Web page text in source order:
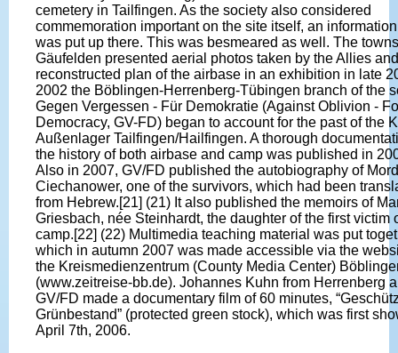
cemetery in Tailfingen. As the society also considered
commemoration important on the site itself, an
was put up there. This was besmeared as well. The
Gäufelden presented aerial photos taken by the Allies
reconstructed plan of the airbase in an exhibition in late
2002 the Böblingen-Herrenberg-Tübingen branch of the
Gegen Vergessen - Für Demokratie (Against Oblivion -
Democracy, GV-FD) began to account for the past of the
Außenlager Tailfingen/Hailfingen. A thorough
the history of both airbase and camp was published in
Also in 2007, GV/FD published the autobiography of
Ciechanower, one of the survivors, which had been
from Hebrew.[21] (21) It also published the memoirs of
Griesbach, née Steinhardt, the daughter of the first victim
camp.[22] (22) Multimedia teaching material was put
which in autumn 2007 was made accessible via the
the Kreismedienzentrum (County Media Center)
(www.zeitreise-bb.de). Johannes Kuhn from Herrenberg
GV/FD made a documentary film of 60 minutes,
Grünbestand” (protected green stock), which was first
April 7th, 2006.